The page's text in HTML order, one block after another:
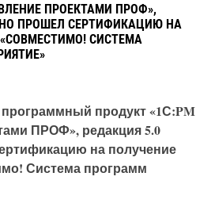
ПРОЕКТАМИ ПРОФ»,
ПРОШЕЛ СЕРТИФИКАЦИЮ НА
СИСТЕМА
программный продукт «1С:PM
ПРОФ», редакция 5.0
на получение
Система программ